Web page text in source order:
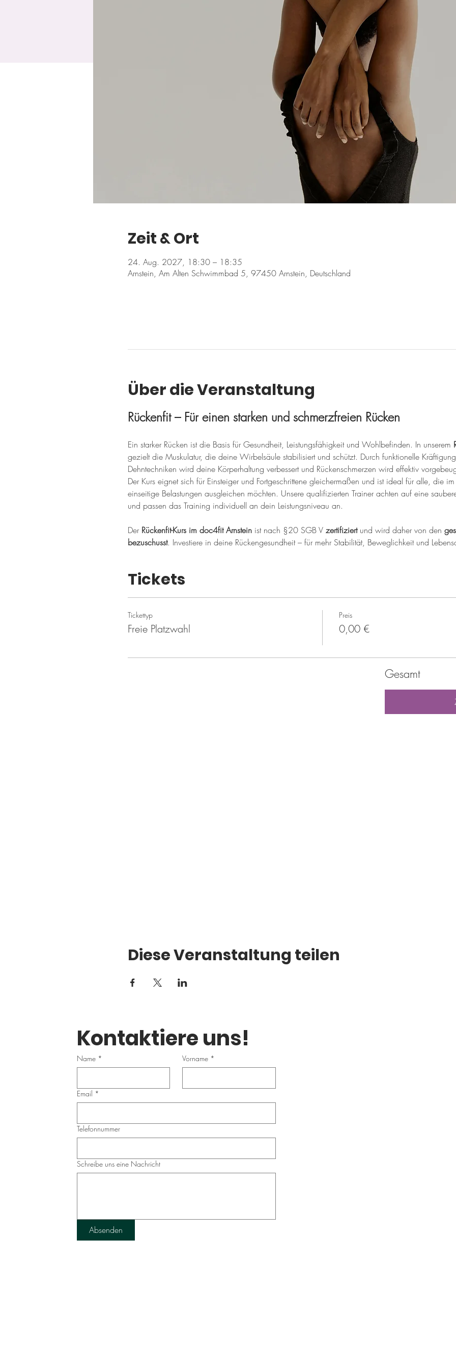
Zeit & Ort
24. Aug. 2027, 18:30 – 18:35
Arnstein, Am Alten Schwimmbad 5, 97450 Arnstein, Deutschland
Über die Veranstaltung
Rückenfit – Für einen starken und schmerzfreien Rücken
Ein starker Rücken ist die Basis für Gesundheit, Leistungsfähigkeit und Wohlbefinden. In unserem
gezielt die Muskulatur, die deine Wirbelsäule stabilisiert und schützt. Durch funktionelle
Dehntechniken wird deine Körperhaltung verbessert und Rückenschmerzen wird effektiv
Der Kurs eignet sich für Einsteiger und Fortgeschrittene gleichermaßen und ist ideal für alle, die
einseitige Belastungen ausgleichen möchten. Unsere qualifizierten Trainer achten auf eine
und passen das Training individuell an dein Leistungsniveau an.
Der Rückenfit-Kurs im doc4fit Arnstein ist nach §20 SGB V zertifiziert und wird daher von den
bezuschusst. Investiere in deine Rückengesundheit – für mehr Stabilität, Beweglichkeit und
Tickets
Tickettyp
Freie Platzwahl
Preis
0,00 €
Gesamt
Diese Veranstaltung teilen
Kontaktiere uns!
Name * Vorname *
Email *
Telefonnummer
Schreibe uns eine Nachricht
Absenden